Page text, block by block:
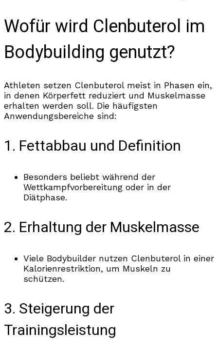
Wofür wird Clenbuterol im
Bodybuilding genutzt?
Athleten setzen Clenbuterol meist in Phasen ein,
in denen Körperfett reduziert und Muskelmasse
erhalten werden soll. Die häufigsten
Anwendungsbereiche sind:
1. Fettabbau und Definition
Besonders beliebt während der
Wettkampfvorbereitung oder in der
Diätphase.
2. Erhaltung der Muskelmasse
Viele Bodybuilder nutzen Clenbuterol in einer
Kalorienrestriktion, um Muskeln zu
schützen.
3. Steigerung der
Trainingsleistung